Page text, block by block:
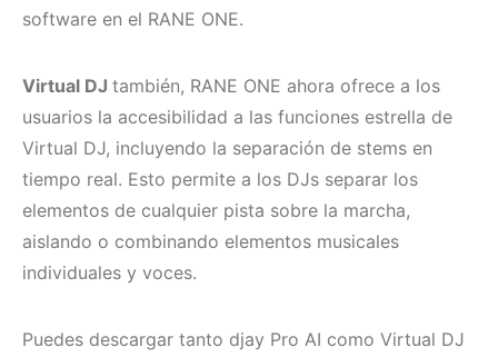
software en el RANE ONE.
Virtual DJ también, RANE ONE ahora ofrece a los
usuarios la accesibilidad a las funciones estrella de
Virtual DJ, incluyendo la separación de stems en
tiempo real. Esto permite a los DJs separar los
elementos de cualquier pista sobre la marcha,
aislando o combinando elementos musicales
individuales y voces.
Puedes descargar tanto djay Pro AI como Virtual DJ